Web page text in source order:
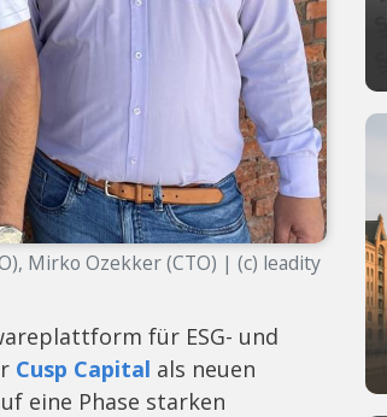
Mirko Ozekker (CTO) | (c) leadity
für ESG- und
Cusp Capital als neuen
eine Phase starken